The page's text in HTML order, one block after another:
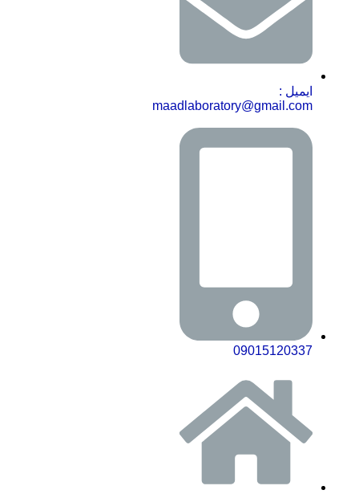
ایمیل :
maadlaboratory@gmail.com
09015120337